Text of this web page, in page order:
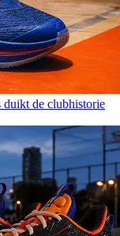
de clubhistorie